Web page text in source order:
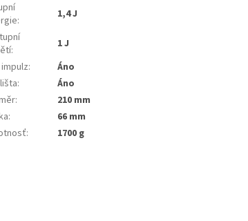
:
1,4 J
:
1 J
impulz:
Áno
:
Áno
:
210 mm
:
66 mm
: 1700 g